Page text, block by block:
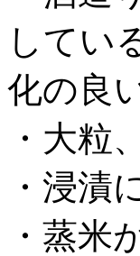
してい
化の良
・大粒
・浸漬
・蒸米